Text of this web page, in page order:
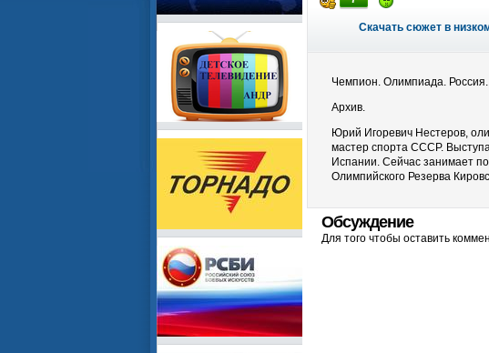
Скачать сюжет в
Чемпион. Олимпиада.
Архив.
Юрий Игоревич Нестеров,
мастер спорта СССР.
Испании. Сейчас занимает
Олимпийского Резерва
Обсуждение
Для того чтобы оставить